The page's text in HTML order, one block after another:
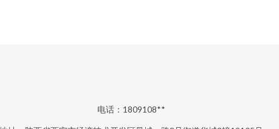
电话：1809108**